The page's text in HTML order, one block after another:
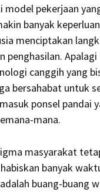
model pekerjaan
banyak
menciptakan
penghasilan.
canggih yang
bersahabat untuk
ponsel pandai
mana.
masyarakat
banyak
buang-buang